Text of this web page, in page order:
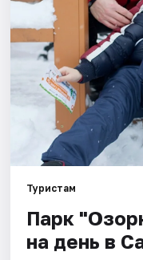
Выставки
Квесты
Экскурсии
События
Города
Площадки
Туристам
Парк
на день в